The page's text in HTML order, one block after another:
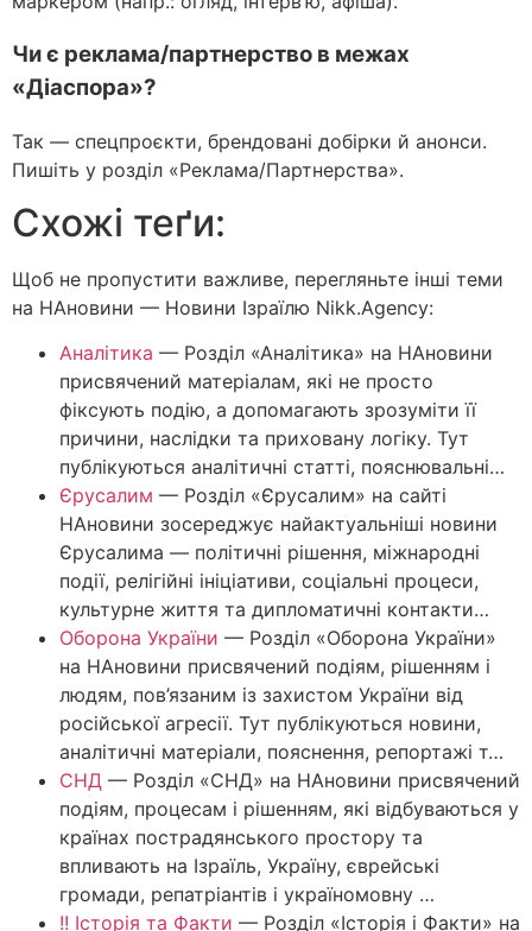
Чи є реклама/партнерство в межах
«Діаспора»?
Так — спецпроєкти, брендовані добірки й анонси.
Пишіть у розділ «Реклама/Партнерства».
Схожі теґи:
Щоб не пропустити важливе, перегляньте інші теми
на НАновини — Новини Ізраїлю Nikk.Agency:
Аналітика — Розділ «Аналітика» на НАновини
присвячений матеріалам, які не просто
фіксують подію, а допомагають зрозуміти її
причини, наслідки та приховану логіку. Тут
публікуються аналітичні статті, пояснювальні…
Єрусалим — Розділ «Єрусалим» на сайті
НАновини зосереджує найактуальніші новини
Єрусалима — політичні рішення, міжнародні
події, релігійні ініціативи, соціальні процеси,
культурне життя та дипломатичні контакти…
Оборона України — Розділ «Оборона України»
на НАновини присвячений подіям, рішенням і
людям, пов’язаним із захистом України від
російської агресії. Тут публікуються новини,
аналітичні матеріали, пояснення, репортажі т…
СНД — Розділ «СНД» на НАновини присвячений
подіям, процесам і рішенням, які відбуваються у
країнах пострадянського простору та
впливають на Ізраїль, Україну, єврейські
громади, репатріантів і україномовну …
!! Історія та Факти — Розділ «Історія і Факти» на